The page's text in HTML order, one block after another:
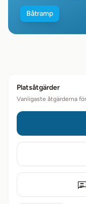
Båtramp
Platsåtgärder
Vanligaste åtgärderna